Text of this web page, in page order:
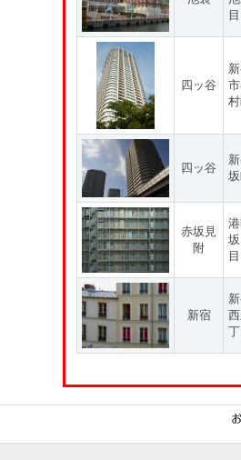
四ッ谷
四ッ谷
赤坂見
附
目
新宿